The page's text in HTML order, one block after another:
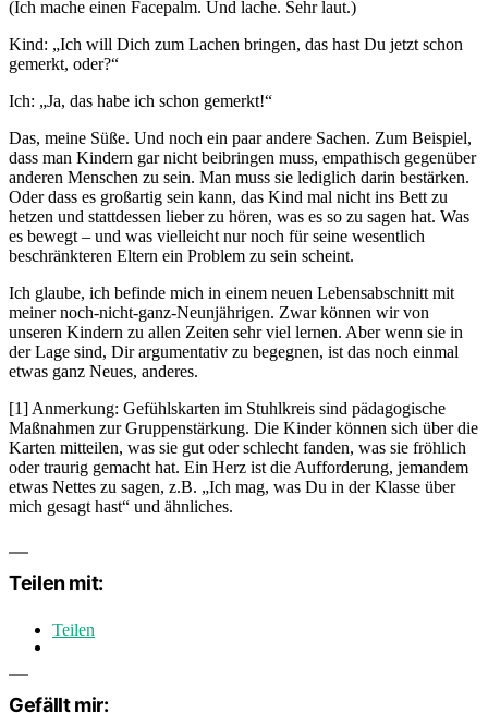
(Ich mache einen Facepalm. Und lache. Sehr laut.)
Kind: „Ich will Dich zum Lachen bringen, das hast Du jetzt schon
gemerkt, oder?“
Ich: „Ja, das habe ich schon gemerkt!“
Das, meine Süße. Und noch ein paar andere Sachen. Zum Beispiel,
dass man Kindern gar nicht beibringen muss, empathisch gegenüber
anderen Menschen zu sein. Man muss sie lediglich darin bestärken.
Oder dass es großartig sein kann, das Kind mal nicht ins Bett zu
hetzen und stattdessen lieber zu hören, was es so zu sagen hat. Was
es bewegt – und was vielleicht nur noch für seine wesentlich
beschränkteren Eltern ein Problem zu sein scheint.
Ich glaube, ich befinde mich in einem neuen Lebensabschnitt mit
meiner noch-nicht-ganz-Neunjährigen. Zwar können wir von
unseren Kindern zu allen Zeiten sehr viel lernen. Aber wenn sie in
der Lage sind, Dir argumentativ zu begegnen, ist das noch einmal
etwas ganz Neues, anderes.
[1] Anmerkung: Gefühlskarten im Stuhlkreis sind pädagogische
Maßnahmen zur Gruppenstärkung. Die Kinder können sich über die
Karten mitteilen, was sie gut oder schlecht fanden, was sie fröhlich
oder traurig gemacht hat. Ein Herz ist die Aufforderung, jemandem
etwas Nettes zu sagen, z.B. „Ich mag, was Du in der Klasse über
mich gesagt hast“ und ähnliches.
Teilen mit:
Teilen
Gefällt mir: